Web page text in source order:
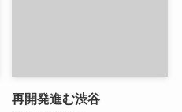
再開発進む渋谷